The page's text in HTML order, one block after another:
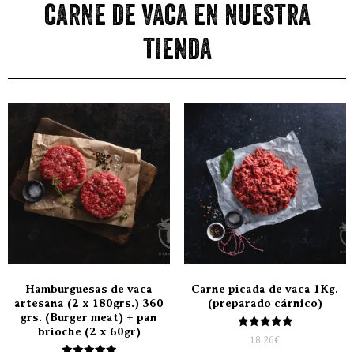
carne de vaca en nuestra
tienda
Hamburguesas de vaca
artesana (2 x 180grs.) 360
grs. (Burger meat) + pan
brioche (2 x 60gr)
Carne picada de vaca 1Kg.
(preparado cárnico)
Valorado
con
18,26€